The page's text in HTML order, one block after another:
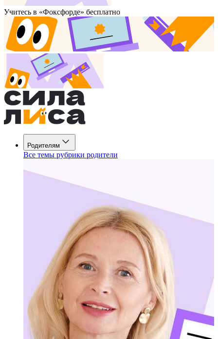
Учитесь в «Фоксфорде» бесплатно
Родителям
Все темы рубрики родители